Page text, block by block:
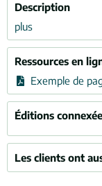
Description
plus
Ressources en
Exemple de
Éditions
Les clients ont